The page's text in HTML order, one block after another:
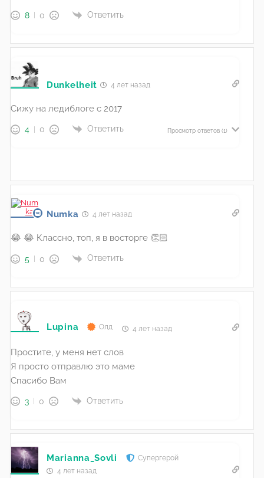
8 0 Ответить
Dunkelheit 4 лет назад
Сижу на ледиблоге с 2017
4 0 Ответить Просмотр ответов (1)
Numka 4 лет назад
😂 😂 Классно, топ, я в восторге 👏🏻
5 0 Ответить
Lupina Олд 4 лет назад
Простите, у меня нет слов
Я просто отправлю это маме
Спасибо Вам
3 0 Ответить
Marianna_Sovli
Супергерой
4 лет назад